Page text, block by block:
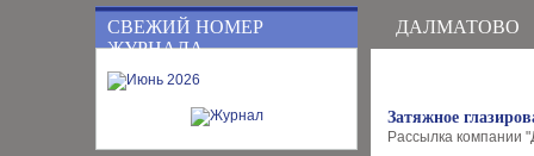
СВЕЖИЙ НОМЕР
ЖУРНАЛА
ДАЛМАТОВО
Затяжное
Рассылка компании